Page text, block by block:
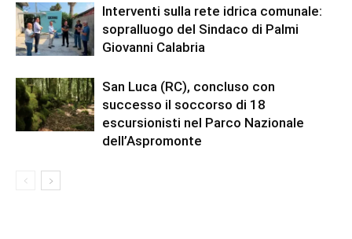
Interventi sulla rete idrica comunale:
sopralluogo del Sindaco di Palmi
Giovanni Calabria
San Luca (RC), concluso con
successo il soccorso di 18
escursionisti nel Parco Nazionale
dell’Aspromonte